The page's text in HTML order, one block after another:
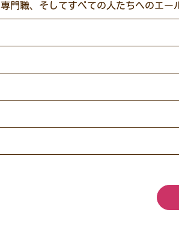
門職、そしてすべての人たちへのエー